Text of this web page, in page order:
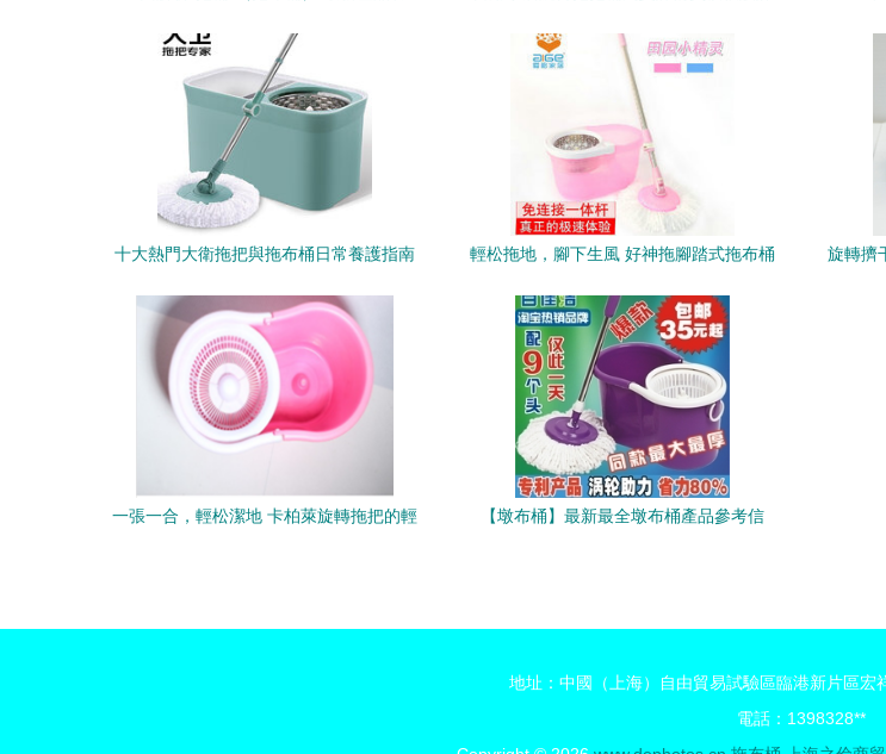
十大熱門大衛拖把與拖布桶日常養護指南
輕松拖地，腳下生風 好神拖腳踏式拖布桶
旋轉擠
一張一合，輕松潔地 卡柏萊旋轉拖把的輕
【墩布桶】最新最全墩布桶產品參考信
地址：中國（上海）自由貿易試驗區臨港新片區宏
電話：1398328**